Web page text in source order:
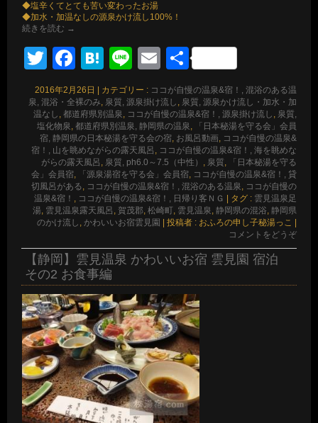
◆塩辛くてとても苦い変わったお湯
◆加水・加温なしの源泉かけ流し100%！
続きを読む →
TwitterFacebook
Hatena
LineEmail
共
有
2016年2月26日 カテゴリー : ココが自慢の温泉&宿！, 混浴のある温
泉, 混浴・全裸のみ, 泉質, 源泉掛け流し , 泉質, 源泉かけ流し・加水・加
温なし , 都道府県別温泉, ココが自慢の温泉&宿！, 源泉掛け流し , 泉質,
塩化物泉, 都道府県別温泉, 静岡県の温泉,
「日本秘湯を守る会」会員
宿, 静岡県の日本秘湯を守る会の宿, お風呂動画, ココが自慢の温泉&
宿！, 山を眺めながらの露天風呂 , ココが自慢の温泉&宿！, 海を眺めな
がらの露天風呂 , 泉質, ph6.0～7.5（中性） , 泉質,
「日本秘湯を守る
会」会員宿, 「源泉湯宿を守る会」会員宿, ココが自慢の温泉&宿！, 貸
切風呂がある, ココが自慢の温泉&宿！, 混浴のある温泉, ココが自慢の
温泉&宿！ , ココが自慢の温泉&宿！, 日帰り客ＮＧ タグ : 雲見温泉足
湯, 雲見温泉露天風呂 , 賀茂郡, 松崎町, 雲見温泉, 静岡県の混浴, 静岡県
のかけ流し , かわいいお宿雲見園 投稿者 : おふろの申し子秘湯っこ
コメントをどうぞ
【静岡】雲見温泉 かわいいお宿 雲見園 宿泊
その2 お食事編